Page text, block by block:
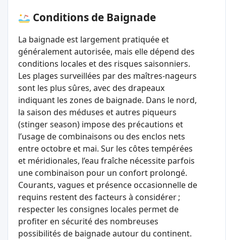
Conditions de Baignade
La baignade est largement pratiquée et
généralement autorisée, mais elle dépend des
conditions locales et des risques saisonniers.
Les plages surveillées par des maîtres-nageurs
sont les plus sûres, avec des drapeaux
indiquant les zones de baignade. Dans le nord,
la saison des méduses et autres piqueurs
(stinger season) impose des précautions et
l’usage de combinaisons ou des enclos nets
entre octobre et mai. Sur les côtes tempérées
et méridionales, l’eau fraîche nécessite parfois
une combinaison pour un confort prolongé.
Courants, vagues et présence occasionnelle de
requins restent des facteurs à considérer ;
respecter les consignes locales permet de
profiter en sécurité des nombreuses
possibilités de baignade autour du continent.